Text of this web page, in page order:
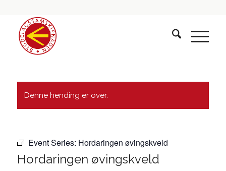
Denne hending er over.
Event Series: Hordaringen øvingskveld
Hordaringen øvingskveld